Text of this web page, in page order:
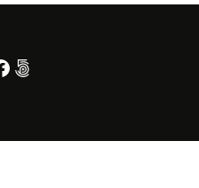
500px